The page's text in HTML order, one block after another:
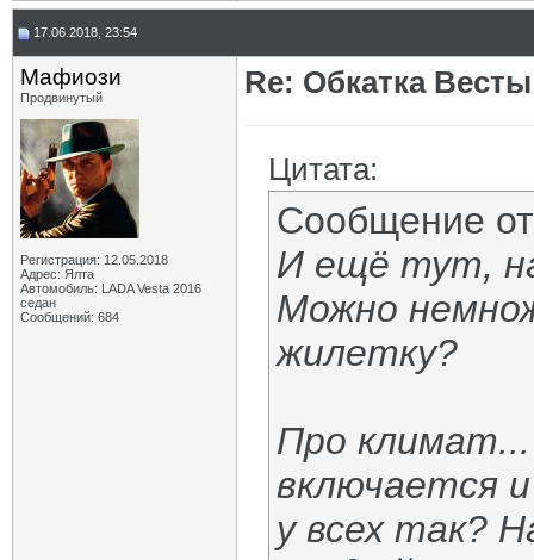
17.06.2018, 23:54
Мафиози
Продвинутый
Регистрация: 12.05.2018
Адрес: Ялта
Автомобиль: LADA Vesta 2016
седан
Сообщений: 684
Re: Обкатка Весты
Цитата:
Сообщение
И ещё тут,
Можно
жилетку?
Про климат...
включается
у всех так?